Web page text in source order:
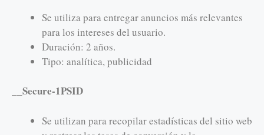
Se utiliza para entregar anuncios más relevantes
para los intereses del usuario.
Duración: 2 años.
Tipo: analítica, publicidad
__Secure-1PSID
Se utilizan para recopilar estadísticas del sitio web